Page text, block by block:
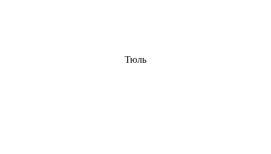
Тюль